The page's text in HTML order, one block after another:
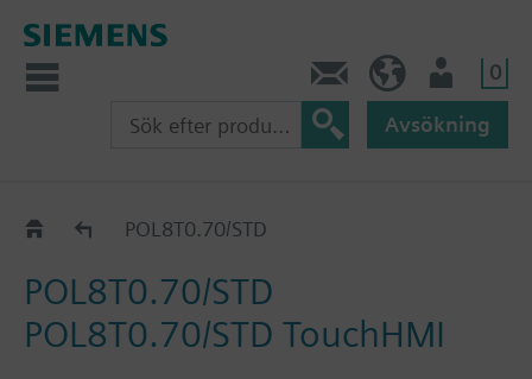
0
Avsökning
KatalogPOL8T0.70/STD
POL8T0.70/STD
POL8T0.70/STD TouchHMI